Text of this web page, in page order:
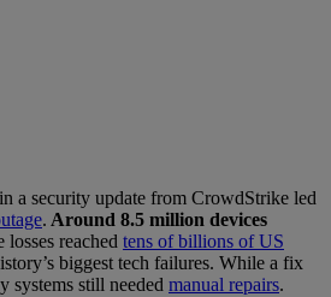
a security update from CrowdStrike led
. Around 8.5 million devices
losses reached tens of billions of US
biggest tech failures. While a fix
systems still needed manual repairs.